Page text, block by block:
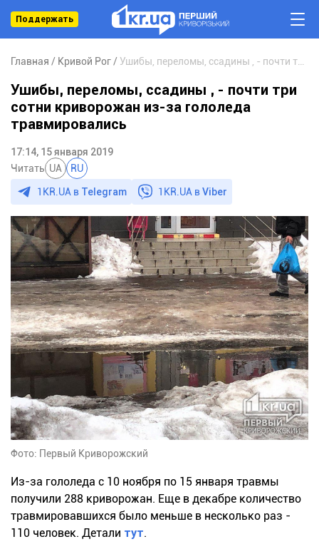
Поддержать
Главная Кривой Рог
Ушибы, переломы, ссадины , - почти три
сотни криворожан из-за гололеда
травмировались
17:14, 15 января 2019
Читать UA RU
1KR.UA в Telegram 1KR.UA вViber
Фото: Первый Криворожский
Из-за гололеда с 10 ноября по 15 января травмы
получили 288 криворожан. Еще в декабре количество
травмировавшихся было меньше в несколько раз -
110 человек. Детали тут.